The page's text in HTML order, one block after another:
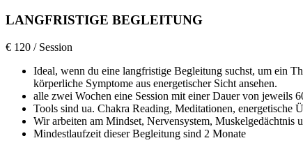
LANGFRISTIGE BEGLEITUNG
€ 120 / Session
Ideal, wenn du eine langfristige Begleitung suchst, um ein
körperliche Symptome aus energetischer Sicht ansehen.
alle zwei Wochen eine Session mit einer Dauer von jeweils
Tools sind ua. Chakra Reading, Meditationen, energetische
Wir arbeiten am Mindset, Nervensystem, Muskelgedächtnis
Mindestlaufzeit dieser Begleitung sind 2 Monate